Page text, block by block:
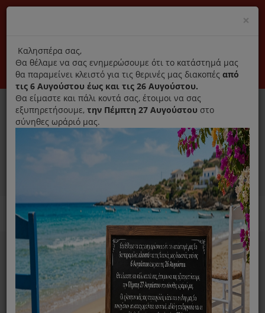
Αποκλειστικά γνήσια ανταλλακτικά
Σύνδεση Εγγραφή Εταιρεία Επικοινωνία
0
Ανταλλακτικά ηλεκτρικών συσκευών MENU
Home Συσκευές Μαγειρικής
Ραβδομπλέντερ
Πλαστικό Μαχαίρι Για Τη Ράβδο Braun Multiquick 1 4179
×
title
Καλησπέρα σας,
Θα θέλαμε να σας ενημερώσουμε ότι το κατάστημά μας
θα παραμείνει κλειστό για τις θερινές μας διακοπές από
τις 6 Αυγούστου έως και τις 26 Αυγούστου.
Θα είμαστε και πάλι κοντά σας, έτοιμοι να σας
εξυπηρετήσουμε, την Πέμπτη 27 Αυγούστου στο
σύνηθες ωράριό μας.